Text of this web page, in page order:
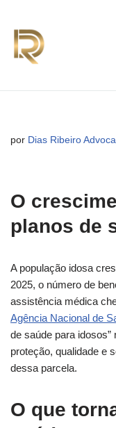
Avançar
para
por Dias Ribeiro
O
planos de
A população idosa
2025, o número de
assistência médica
Agência Nacional de
de saúde para
proteção, qualidade e
dessa parcela.
O que